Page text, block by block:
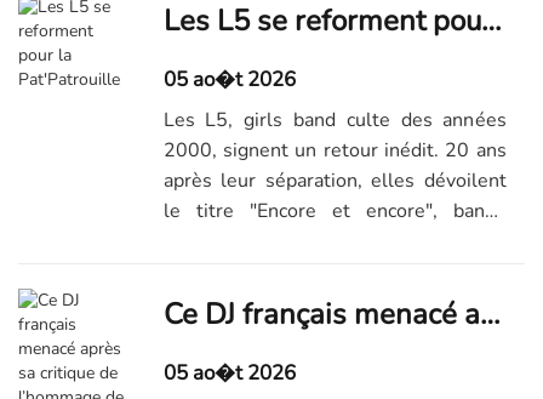
Les L5 se reforment pour la Pat'Patrouille
05 ao�t 2026
Les L5, girls band culte des années
2000, signent un retour inédit. 20 ans
après leur séparation, elles dévoilent
le titre "Encore et encore", bande
Ce DJ français menacé après sa critique de l’hommage de J. Bardella à Kavinsky
05 ao�t 2026